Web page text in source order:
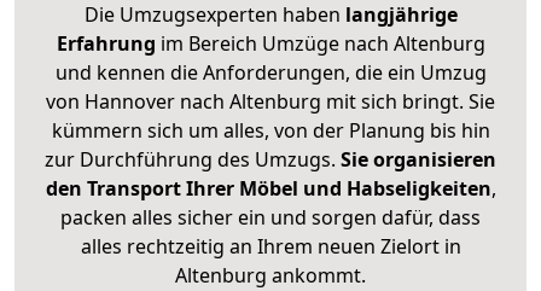
Die Umzugsexperten haben langjährige
Erfahrung im Bereich Umzüge nach Altenburg
und kennen die Anforderungen, die ein Umzug
von Hannover nach Altenburg mit sich bringt. Sie
kümmern sich um alles, von der Planung bis hin
zur Durchführung des Umzugs. Sie organisieren
den Transport Ihrer Möbel und Habseligkeiten,
packen alles sicher ein und sorgen dafür, dass
alles rechtzeitig an Ihrem neuen Zielort in
Altenburg ankommt.